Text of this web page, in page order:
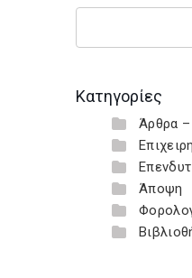
Κατηγορίες
Άρθρα
Άποψη